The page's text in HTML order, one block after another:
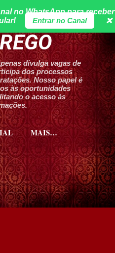
principal
DE
divulga vagas de
dos processos
Nosso papel é
às oportunidades
o acesso às
no WhatsApp para receber
Entrar no Canal ❌
MAIS…
VAGAS MOC